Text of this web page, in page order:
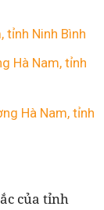
tỉnh Ninh Bình
Hà Nam, tỉnh
Hà Nam, tỉnh
của tỉnh